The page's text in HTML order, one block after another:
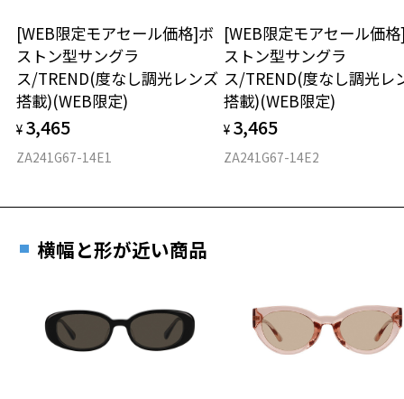
をされる場合は、レンズ代金の他に3,300円(税込)の加工賃を追加で頂
戴する場合がございます。
店頭でレンズ交換をされるお客様は、商品発送から6か月以内に、ご購
入した商品本体と発送日がわかる【商品発送メール】を店頭スタッフ
にご提示いだければ、初回に限り加工賃はかかりませんので、必ずス
タッフにご提示ください。
商品発送から6か月を過ぎた場合、又はお客様からの【商品発送メー
材質
フロント素材：French Plastic
[WEB限定モアセール価格]ボ
ストン型サングラ
ス/TREND(度なし調光レンズ
搭載)(WEB限定)
¥ 3,465
ZA241G67-14E1
[WEB限定モアセール価
ストン型サングラ
ス/TREND(度なし調光レ
搭載)(WEB限定)
¥ 3,465
ZA241G67-14E2
横幅と形が近い商品